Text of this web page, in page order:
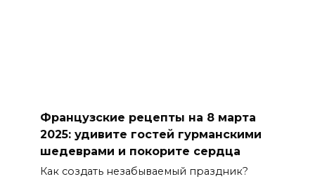
Французские рецепты на 8 марта
2025: удивите гостей гурманскими
шедеврами и покорите сердца
Как создать незабываемый праздник?